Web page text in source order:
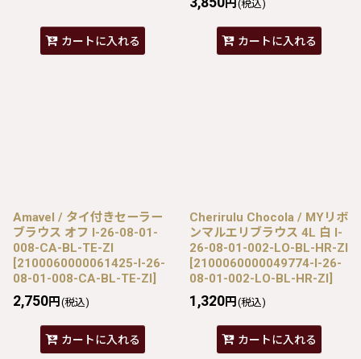
カートに入れる
円 (税込)
カートに入れる
Amavel / タイ付きセーラー
ブラウス オフ I-26-08-01-
008-CA-BL-TE-ZI
[2100060000061425-I-26-
08-01-008-CA-BL-TE-ZI]
2,750円 (税込)
カートに入れる
Cherirulu Chocola / MYリボ
ンマルエリブラウス 4L 白 I-
26-08-01-002-LO-BL-HR-ZI
[2100060000049774-I-26-
08-01-002-LO-BL-HR-ZI]
1,320円 (税込)
カートに入れる